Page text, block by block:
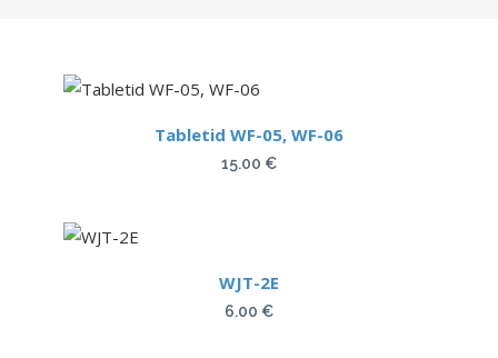
Tabletid WF-05, WF-06
15.00 €
WJT-2E
6.00 €